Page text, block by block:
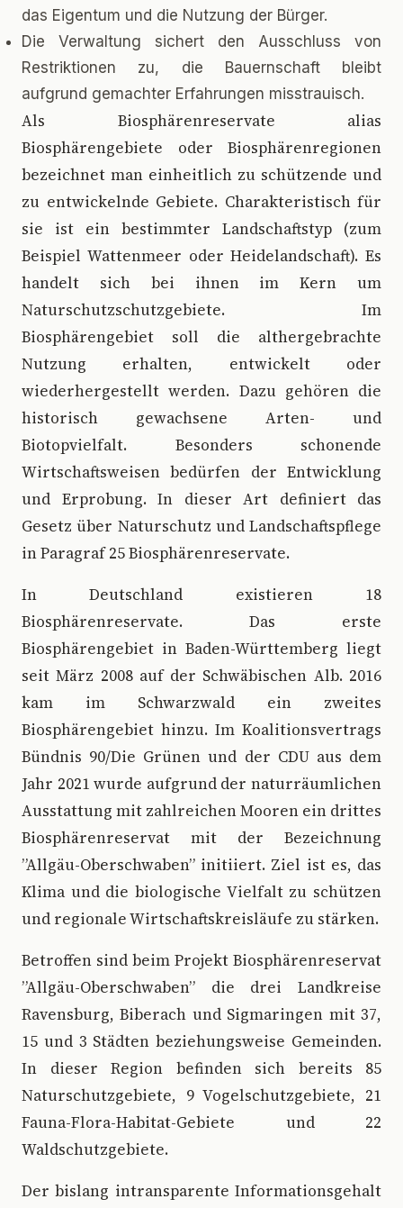
das Eigentum und die Nutzung der Bürger.
Die Verwaltung sichert den Ausschluss von
Restriktionen zu, die Bauernschaft bleibt
aufgrund gemachter Erfahrungen misstrauisch.
Als Biosphärenreservate alias
Biosphärengebiete oder Biosphärenregionen
bezeichnet man einheitlich zu schützende und
zu entwickelnde Gebiete. Charakteristisch für
sie ist ein bestimmter Landschaftstyp (zum
Beispiel Wattenmeer oder Heidelandschaft). Es
handelt sich bei ihnen im Kern um
Naturschutzschutzgebiete. Im
Biosphärengebiet soll die althergebrachte
Nutzung erhalten, entwickelt oder
wiederhergestellt werden. Dazu gehören die
historisch gewachsene Arten- und
Biotopvielfalt. Besonders schonende
Wirtschaftsweisen bedürfen der Entwicklung
und Erprobung. In dieser Art definiert das
Gesetz über Naturschutz und Landschaftspflege
in Paragraf 25 Biosphärenreservate.
In Deutschland existieren 18
Biosphärenreservate. Das erste
Biosphärengebiet in Baden-Württemberg liegt
seit März 2008 auf der Schwäbischen Alb. 2016
kam im Schwarzwald ein zweites
Biosphärengebiet hinzu. Im Koalitionsvertrags
Bündnis 90/Die Grünen und der CDU aus dem
Jahr 2021 wurde aufgrund der naturräumlichen
Ausstattung mit zahlreichen Mooren ein drittes
Biosphärenreservat mit der Bezeichnung
”Allgäu-Oberschwaben” initiiert. Ziel ist es, das
Klima und die biologische Vielfalt zu schützen
und regionale Wirtschaftskreisläufe zu stärken.
Betroffen sind beim Projekt Biosphärenreservat
”Allgäu-Oberschwaben” die drei Landkreise
Ravensburg, Biberach und Sigmaringen mit 37,
15 und 3 Städten beziehungsweise Gemeinden.
In dieser Region befinden sich bereits 85
Naturschutzgebiete, 9 Vogelschutzgebiete, 21
Fauna-Flora-Habitat-Gebiete und 22
Waldschutzgebiete.
Der bislang intransparente Informationsgehalt